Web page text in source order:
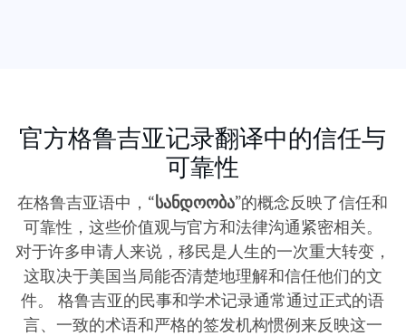
官方格鲁吉亚记录翻译中的信任与
可靠性
在格鲁吉亚语中，“სანდოობა”的概念反映了信任和
可靠性，这些价值观与官方和法律沟通紧密相关。
对于许多申请人来说，移民是人生的一次重大转变，
这取决于美国当局能否清楚地理解和信任他们的文
件。 格鲁吉亚的民事和学术记录通常通过正式的语
言、一致的术语和严格的签发机构惯例来反映这一